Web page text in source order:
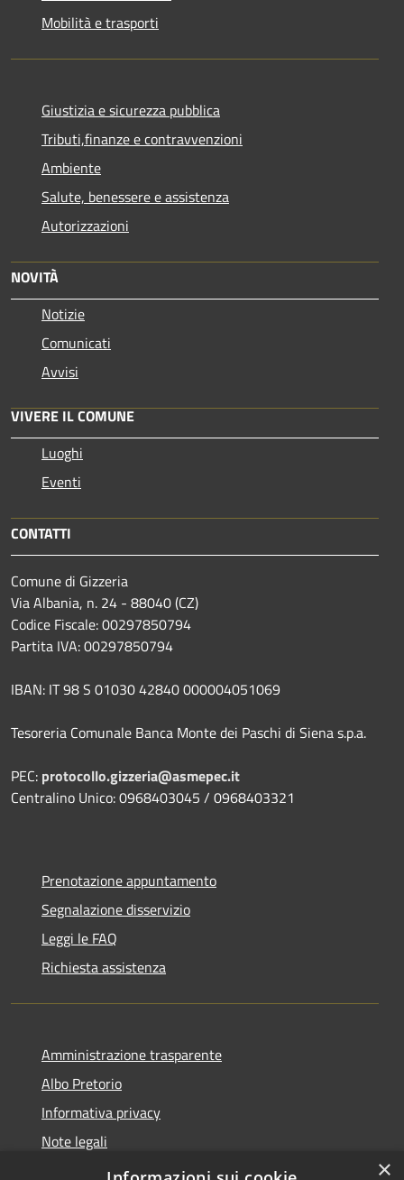
Mobilità e trasporti
Giustizia e sicurezza pubblica
Tributi,finanze e contravvenzioni
Ambiente
Salute, benessere e assistenza
Autorizzazioni
NOVITÀ
Notizie
Comunicati
Avvisi
VIVERE IL COMUNE
Luoghi
Eventi
CONTATTI
Comune di Gizzeria
Via Albania, n. 24 - 88040 (CZ)
Codice Fiscale: 00297850794
Partita IVA: 00297850794
IBAN: IT 98 S 01030 42840 000004051069
Tesoreria Comunale Banca Monte dei Paschi di Siena s.p.a.
PEC: protocollo.gizzeria@asmepec.it
Centralino Unico: 0968403045 / 0968403321
Prenotazione appuntamento
Segnalazione disservizio
Leggi le FAQ
Richiesta assistenza
Amministrazione trasparente
Albo Pretorio
Informativa privacy
Note legali
Dichiarazione di accessibilità
×